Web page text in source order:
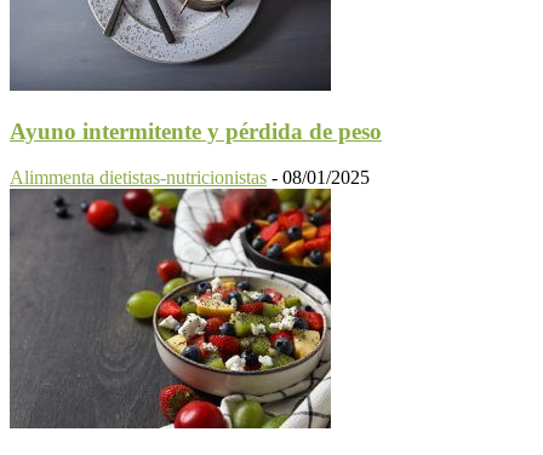
Ayuno intermitente y pérdida de peso
Alimmenta dietistas-nutricionistas - 08/01/2025